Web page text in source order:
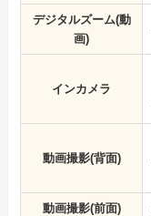
デジタルズーム(動
画)
インカメラ
動画撮影(背面)
動画撮影(前面)